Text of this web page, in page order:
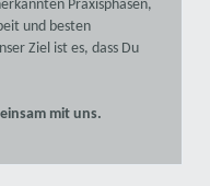
Praxisphasen,
und besten
Ziel ist es, dass Du
mit uns.